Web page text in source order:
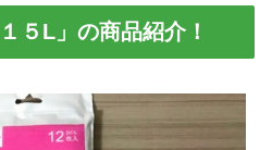
５L」の商品紹介！